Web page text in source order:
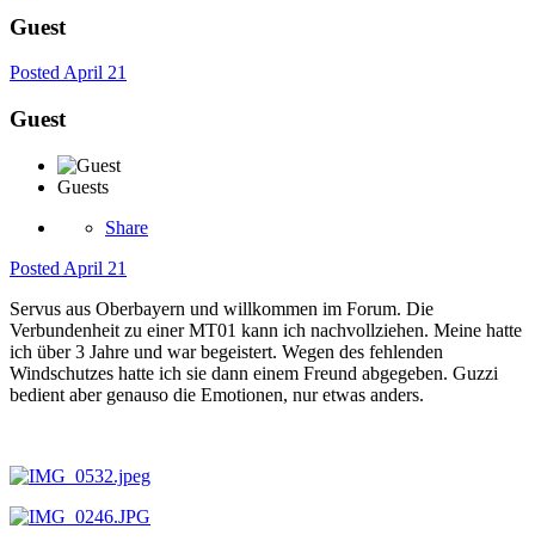
Guest
PostedApril 21
Guest
Guests
Share
Posted April 21
Servus aus Oberbayern und willkommen im Forum. Die
Verbundenheit zu einer MT01 kann ich nachvollziehen. Meine hatte
ich über 3 Jahre und war begeistert. Wegen des fehlenden
Windschutzes hatte ich sie dann einem Freund abgegeben. Guzzi
bedient aber genauso die Emotionen, nur etwas anders.